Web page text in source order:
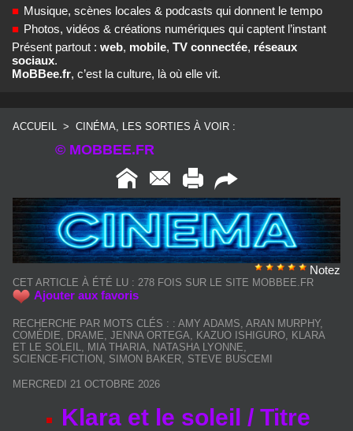
■ Musique, scènes locales & podcasts qui donnent le tempo
■ Photos, vidéos & créations numériques qui captent l’instant
Présent partout : web, mobile, TV connectée, réseaux
sociaux.
MoBBee.fr, c’est la culture, là où elle vit.
ACCUEIL > CINÉMA, LES SORTIES À VOIR :
© MOBBEE.FR
Notez
CET ARTICLE À ÉTÉ LU : 278 FOIS SUR LE SITE MOBBEE.FR
Ajouter aux favoris
RECHERCHE PAR MOTS CLÉS : : AMY ADAMS ARAN MURPHY,
COMÉDIE
DRAME JENNA ORTEGA KAZUO ISHIGURO KLARA
ET LE SOLEIL
MIA THARIA NATASHA LYONNE
SCIENCE‑FICTION SIMON BAKER STEVE BUSCEMI
MERCREDI 21 OCTOBRE 2026
Klara et le soleil / Titre